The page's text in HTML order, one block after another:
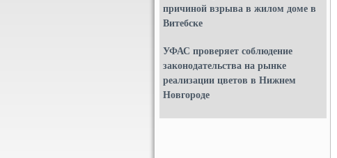
причиной взрыва в жилом доме в
Витебске
УФАС проверяет соблюдение
законодательства на рынке
реализации цветов в Нижнем
Новгороде